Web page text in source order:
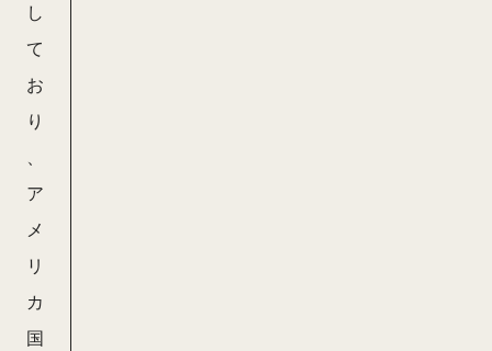
し
て
お
り
、
ア
メ
リ
カ
国